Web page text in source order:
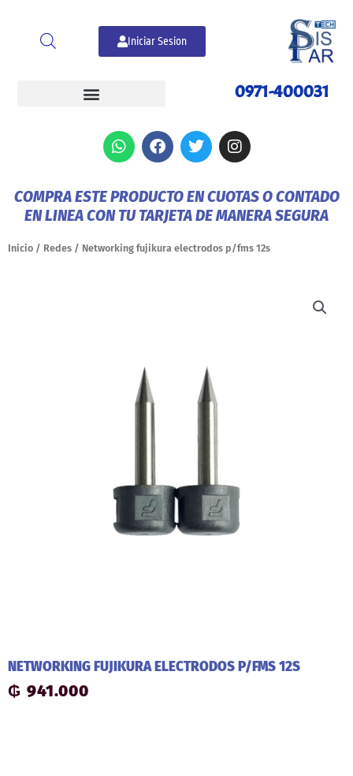
contenido
Iniciar Sesion
0971-400031
W
h
s
a
p
F
a
b
o
k
T
w
t
e
I
n
a
g
a
COMPRA ESTE PRODUCTO EN CUOTAS O CONTADO
EN LINEA CON TU TARJETA DE MANERA SEGURA
Inicio / Redes / Networking fujikura electrodos p/fms 12s
NETWORKING FUJIKURA ELECTRODOS P/FMS 12S
₲ 941.000